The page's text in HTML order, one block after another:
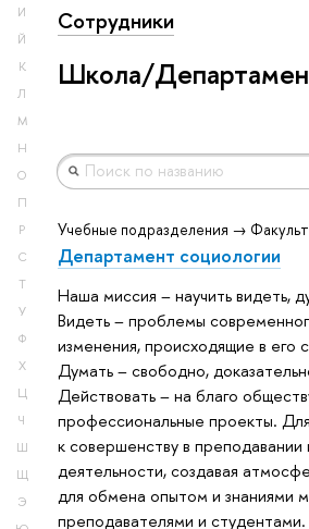
И
Й
К
Л
М
Н
О
П
Р
С
Т
У
Ф
Х
Ц
Ч
Ш
Щ
Э
Сотрудники
Школа/
Учебные подразделения →
Департамент социологии
Наша миссия – научить видеть,
Видеть – проблемы
изменения, происходящие в его
Думать – свободно,
Действовать – на благо
профессиональные проекты.
к совершенству в преподавании
деятельности, создавая
для обмена опытом и знаниями
преподавателями и студентами.